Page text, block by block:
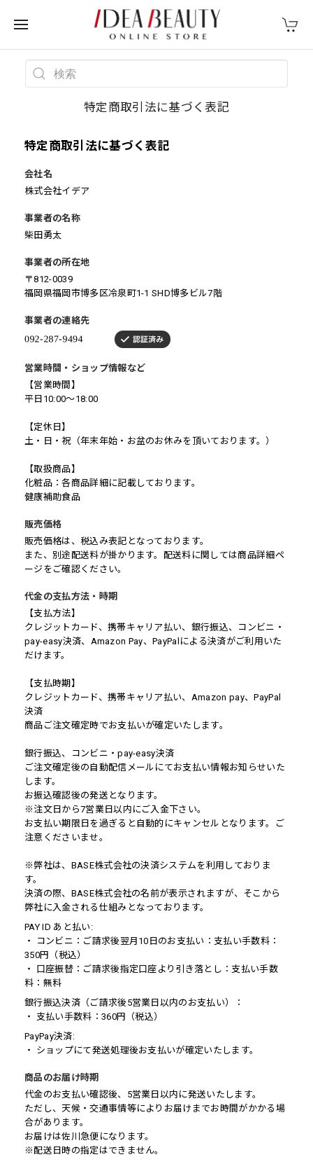
特定商取引法に基づく表記
特定商取引法に基づく表記
会社名
株式会社イデア
事業者の名称
柴田勇太
事業者の所在地
〒812-0039
福岡県福岡市博多区冷泉町1-1 SHD博多ビル7階
事業者の連絡先
営業時間・ショップ情報など
【営業時間】
平日10:00〜18:00
【定休日】
土・日・祝（年末年始・お盆のお休みを頂いております。）
【取扱商品】
化粧品：各商品詳細に記載しております。
健康補助食品
販売価格
販売価格は、税込み表記となっております。
また、別途配送料が掛かります。配送料に関しては商品詳細ペ
ージをご確認ください。
代金の支払方法・時期
【支払方法】
クレジットカード、携帯キャリア払い、銀行振込、コンビニ・
pay-easy決済、Amazon Pay、PayPalによる決済がご利用いた
だけます。
【支払時期】
クレジットカード、携帯キャリア払い、Amazon pay、PayPal
決済
商品ご注文確定時でお支払いが確定いたします。
銀行振込、コンビニ・pay-easy決済
ご注文確定後の自動配信メールにてお支払い情報お知らせいた
します。
お振込確認後の発送となります。
※注文日から7営業日以内にご入金下さい。
お支払い期限日を過ぎると自動的にキャンセルとなります。ご
注意くださいませ。
※弊社は、BASE株式会社の決済システムを利用しておりま
す。
決済の際、BASE株式会社の名前が表示されますが、そこから
弊社に入金される仕組みとなっております。
PAY ID あと払い:
・ コンビニ：ご請求後翌月10日のお支払い：支払い手数料：
350円（税込）
・ 口座振替：ご請求後指定口座より引き落とし：支払い手数
料：無料
銀行振込決済（ご請求後5営業日以内のお支払い）：
・ 支払い手数料：360円（税込）
PayPay決済:
・ ショップにて発送処理後お支払いが確定いたします。
商品のお届け時期
代金のお支払い確認後、5営業日以内に発送いたします。
ただし、天候・交通事情等によりお届けまでお時間がかかる場
合があります。
お届けは佐川急便になります。
※配送日時の指定はできません。